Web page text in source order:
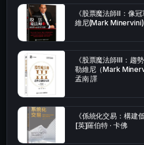
《股票魔法師Ⅱ：像
維尼(Mark Minervini)
《股票魔法師Ⅲ：趨
勒維尼（Mark
孟南 譯
《係統化交易：構建
[英]羅伯特 · 卡佛